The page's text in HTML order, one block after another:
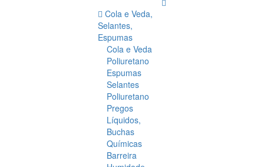
Cola e Veda,
Selantes,
Espumas
Cola e Veda
Poliuretano
Espumas
Selantes
Poliuretano
Pregos
Líquidos,
Buchas
Químicas
Barreira